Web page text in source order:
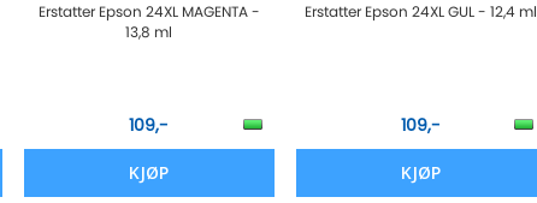
Erstatter Epson 24XL MAGENTA -
13,8 ml
109,-
KJØP
Erstatter Epson 24XL GUL - 12,4 ml
109,-
KJØP